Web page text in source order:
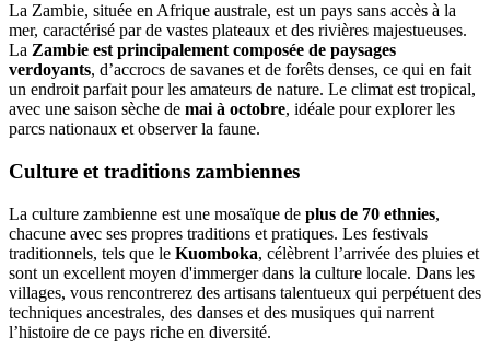
La Zambie, située en Afrique australe, est un pays sans accès à la
mer, caractérisé par de vastes plateaux et des rivières majestueuses.
La Zambie est principalement composée de paysages
verdoyants, d’accrocs de savanes et de forêts denses, ce qui en fait
un endroit parfait pour les amateurs de nature. Le climat est tropical,
avec une saison sèche de mai à octobre, idéale pour explorer les
parcs nationaux et observer la faune.
Culture et traditions zambiennes
La culture zambienne est une mosaïque de plus de 70 ethnies,
chacune avec ses propres traditions et pratiques. Les festivals
traditionnels, tels que le Kuomboka, célèbrent l’arrivée des pluies et
sont un excellent moyen d'immerger dans la culture locale. Dans les
villages, vous rencontrerez des artisans talentueux qui perpétuent des
techniques ancestrales, des danses et des musiques qui narrent
l’histoire de ce pays riche en diversité.